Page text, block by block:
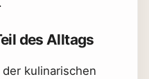
des Alltags
kulinarischen